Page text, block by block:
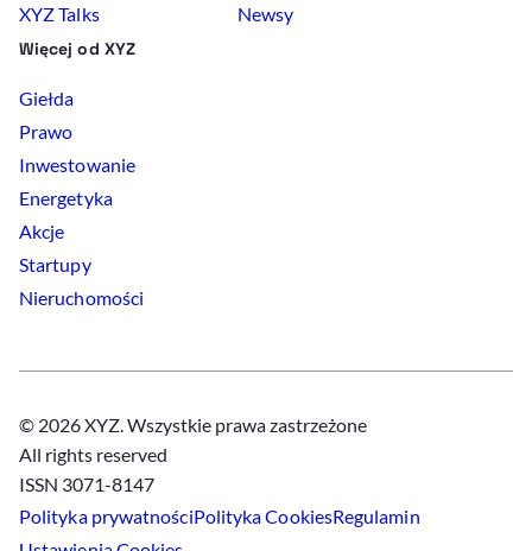
XYZ Talks
Newsy
Więcej od XYZ
Giełda
Prawo
Inwestowanie
Energetyka
Akcje
Startupy
Nieruchomości
© 2026 XYZ. Wszystkie prawa zastrzeżone
All rights reserved
ISSN 3071-8147
Polityka prywatnościPolitykaCookiesRegulamin